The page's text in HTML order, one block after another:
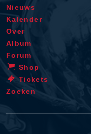
Nieuws
Kalender
Over
Album
Forum
Shop
Tickets
Zoeken